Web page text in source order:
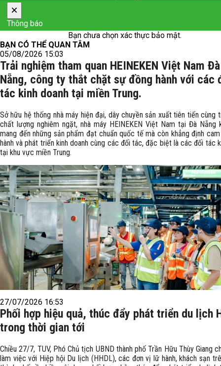
×
Thông báo
Bạn chưa chọn xác thực bảo mật.
BẠN CÓ THỂ QUAN TÂM
05/08/2026 15:03
Trải nghiệm tham quan HEINEKEN Việt Nam Đà
Nẵng, công ty thắt chặt sự đồng hành với các
tác kinh doanh tại miền Trung.
Sở hữu hệ thống nhà máy hiện đại, dây chuyền sản xuất tiên tiến cùng
chất lượng nghiêm ngặt, nhà máy HEINEKEN Việt Nam tại Đà Nẵng
mang đến những sản phẩm đạt chuẩn quốc tế mà còn khẳng định
hành và phát triển kinh doanh cùng các đối tác, đặc biệt là các đối tác
tại khu vực miền Trung.
27/07/2026 16:53
Phối hợp hiệu quả, thúc đẩy phát triển du lịch
trong thời gian tới
Chiều 27/7, TUV, Phó Chủ tịch UBND thành phố Trần Hữu Thùy Giang
làm việc với Hiệp hội Du lịch (HHDL), các đơn vị lữ hành, khách sạn